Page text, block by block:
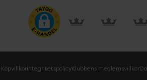
KöpvillkorIntegritetspolicyKlubbens medlemsvillkor